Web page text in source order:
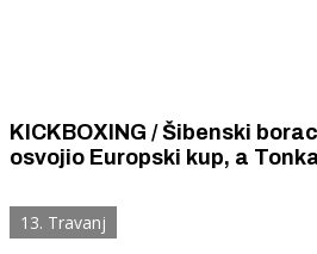
KICKBOXING / Šibenski
osvojio Europski kup, a Tonka
13. Travanj